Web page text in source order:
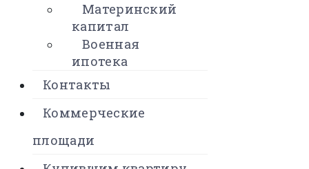
Материнский
капитал
Военная
ипотека
Контакты
Коммерческие
площади